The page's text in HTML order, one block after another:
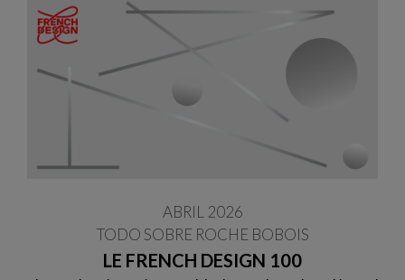
LE FRENCH DESIGN 100
ABRIL 2026
TODO SOBRE ROCHE BOBOIS